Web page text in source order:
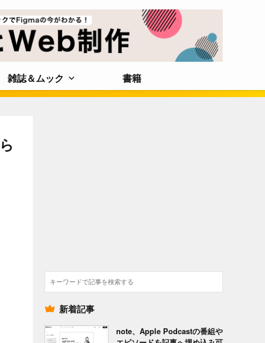
雑誌＆ムック 書籍
検
索
新着記事
note、Apple Podcastの番組や